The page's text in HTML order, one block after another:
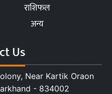
राशिफल
अन्य
Us
Near Kartik Oraon
- 834002